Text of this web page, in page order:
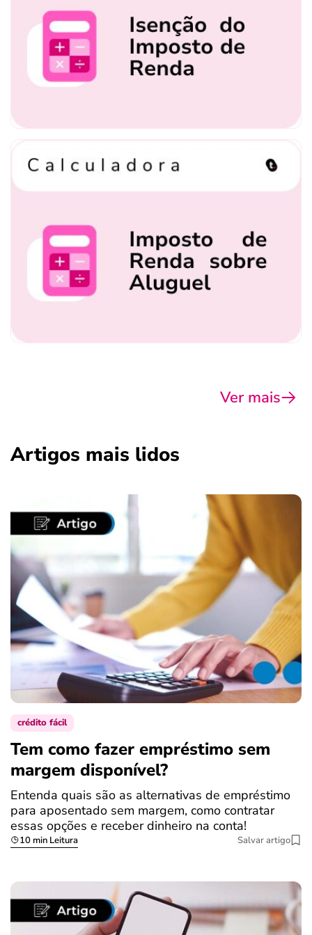
Ver mais
Artigos mais lidos
crédito fácil
Tem como fazer empréstimo sem
margem disponível?
Entenda quais são as alternativas de empréstimo
para aposentado sem margem, como contratar
essas opções e receber dinheiro na conta!
10 min Leitura Salvar artigo